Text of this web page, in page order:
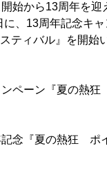
始から13周年を迎
に、13周年記念キ
ィバル』を開始
ンペーン『夏の熱
記念『夏の熱狂 ポ